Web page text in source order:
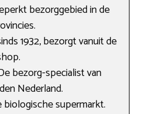
bezorggebied in de
1932, bezorgt vanuit de
bezorg-specialist van
Nederland.
biologische supermarkt.